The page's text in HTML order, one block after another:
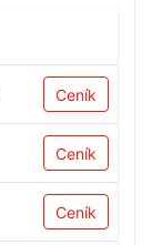
Ceník
Ceník
Ceník